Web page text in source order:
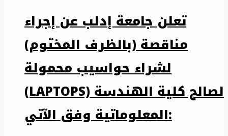
تعلن جامعة إدلب عن إجراء
مناقصة (بالظرف المختوم)
لشراء حواسيب محمولة
(LAPTOPS) لصالح كلية الهندسة
المعلوماتية وفق الآتي: